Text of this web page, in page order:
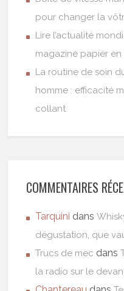
pour changer la
Lire l’actualité
magazine papier en
La routine de soin
homme : efficacité
collant
COMMENTAIRES
Tarquini dans
dégustation, que
Trucs de mec dans
la radio sur le